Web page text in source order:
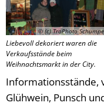
© (c) TroPhoto Schumpe
Liebevoll dekoriert waren die
Verkaufsstände beim
Weihnachtsmarkt in der City.
Informationsstände,
Glühwein, Punsch